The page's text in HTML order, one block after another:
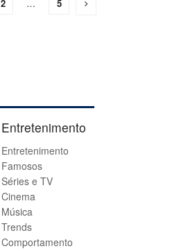
2 … 5
Entretenimento
Entretenimento
Famosos
Séries e TV
Cinema
Música
Trends
Comportamento